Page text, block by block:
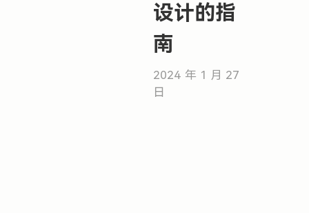
设计的指
南
2024 年 1 月 27
日